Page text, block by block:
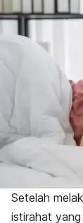
Setelah
istirahat